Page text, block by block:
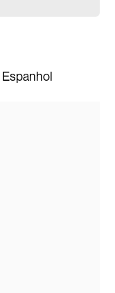
Espanhol